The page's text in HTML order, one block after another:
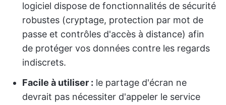
logiciel dispose de fonctionnalités de sécurité
robustes (cryptage, protection par mot de
passe et contrôles d'accès à distance) afin
de protéger vos données contre les regards
indiscrets.
Facile à utiliser : le partage d'écran ne
devrait pas nécessiter d'appeler le service